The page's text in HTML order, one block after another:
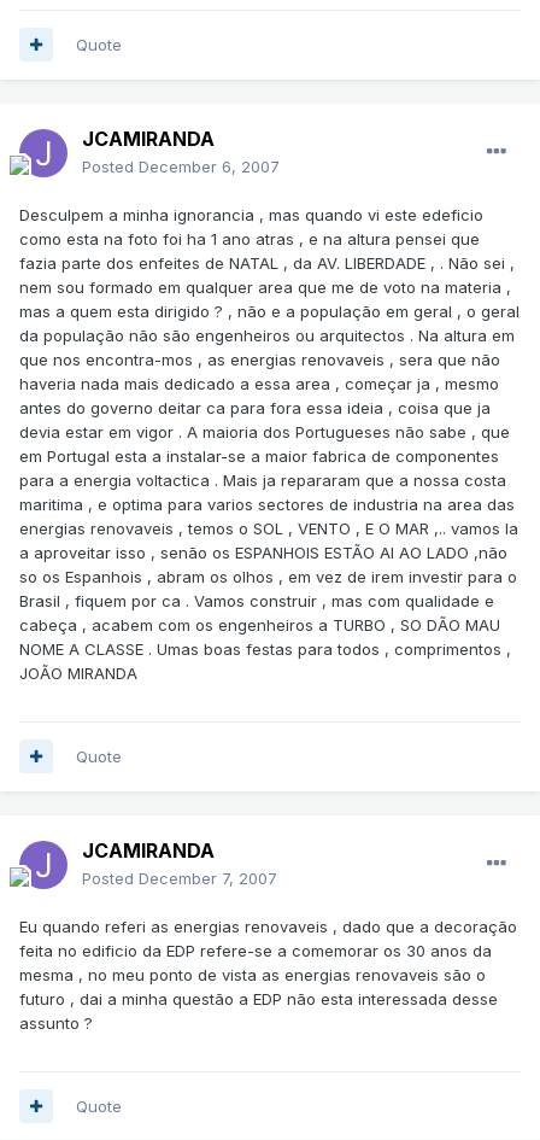
Quote
JCAMIRANDA
Posted December 6, 2007
Desculpem a minha ignorancia , mas quando vi este edeficio
como esta na foto foi ha 1 ano atras , e na altura pensei que
fazia parte dos enfeites de NATAL , da AV. LIBERDADE , . Não sei ,
nem sou formado em qualquer area que me de voto na materia ,
mas a quem esta dirigido ? , não e a população em geral , o geral
da população não são engenheiros ou arquitectos . Na altura em
que nos encontra-mos , as energias renovaveis , sera que não
haveria nada mais dedicado a essa area , começar ja , mesmo
antes do governo deitar ca para fora essa ideia , coisa que ja
devia estar em vigor . A maioria dos Portugueses não sabe , que
em Portugal esta a instalar-se a maior fabrica de componentes
para a energia voltactica . Mais ja repararam que a nossa costa
maritima , e optima para varios sectores de industria na area das
energias renovaveis , temos o SOL , VENTO , E O MAR ,.. vamos la
a aproveitar isso , senão os ESPANHOIS ESTÃO AI AO LADO ,não
so os Espanhois , abram os olhos , em vez de irem investir para o
Brasil , fiquem por ca . Vamos construir , mas com qualidade e
cabeça , acabem com os engenheiros a TURBO , SO DÃO MAU
NOME A CLASSE . Umas boas festas para todos , comprimentos ,
JOÃO MIRANDA
Quote
JCAMIRANDA
Posted December 7, 2007
Eu quando referi as energias renovaveis , dado que a decoração
feita no edificio da EDP refere-se a comemorar os 30 anos da
mesma , no meu ponto de vista as energias renovaveis são o
futuro , dai a minha questão a EDP não esta interessada desse
assunto ?
Quote